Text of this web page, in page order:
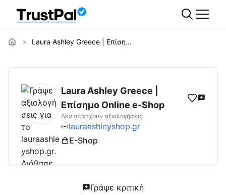
Laura Ashley Greece | Επίση...
lauraashleyshop.grΑξιολογήσεις | Δες
Laura Ashley Greece |
Επίσημο Online e-Shop
Δεν υπάρχουν αξιολογήσεις
lauraashleyshop.gr
E-Shop
Γράψε κριτική